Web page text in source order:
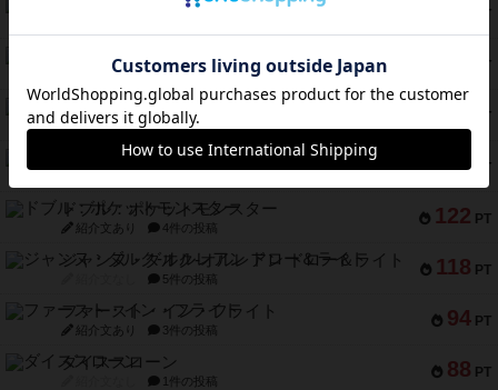
PT
バー！パーティー
PT
ギョッと
紹介文あり 1件の投稿
PT
クルティボ
紹介文なし 1件の投稿
140 PT
ブラヴェスト
122 PT
ドブル：ポケットモンスター
紹介文あり 4件の投稿
118 PT
ジャンヌ・ダルク-オルレアン ドロー＆ライト
5件の投稿
94 PT
ファースト・イン・フライト
紹介文あり 3件の投稿
88 PT
ダイススローン
1件の投稿